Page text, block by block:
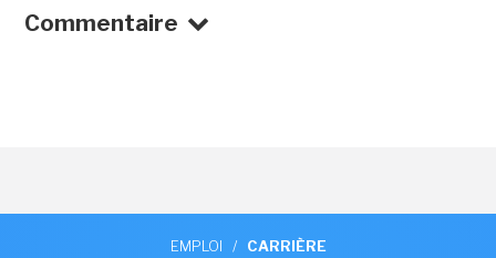
Commentaire
EMPLOI / CARRIÈRE